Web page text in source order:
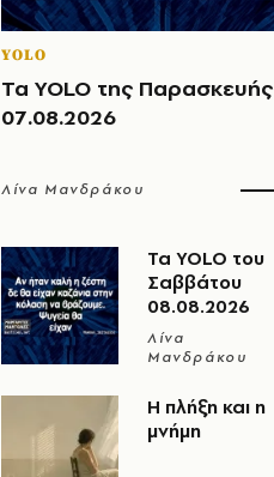
YOLO
Τα YOLO της Παρασκευής
07.08.2026
Λίνα Μανδράκου
Τα YOLO του
Σαββάτου
08.08.2026
Λίνα
Μανδράκου
Η πλήξη και η
μνήμη